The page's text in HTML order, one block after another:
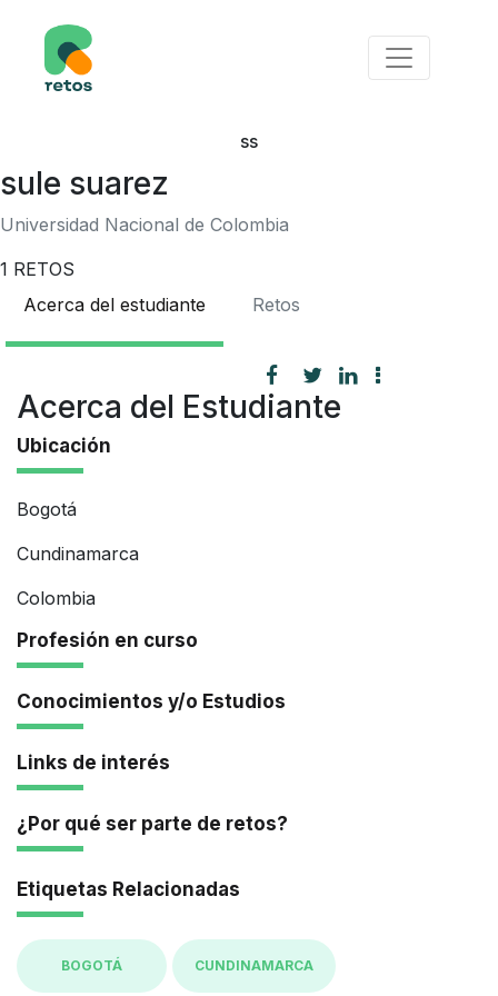
ss
sule suarez
Universidad Nacional de Colombia
1 RETOS
Acerca del estudiante
Retos
Acerca del Estudiante
Ubicación
Bogotá
Cundinamarca
Colombia
Profesión en curso
Conocimientos y/o Estudios
Links de interés
¿Por qué ser parte de retos?
Etiquetas Relacionadas
BOGOTÁ CUNDINAMARCA